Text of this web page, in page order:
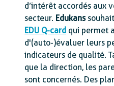
d’intérêt accordés aux
secteur. Edukans
EDU Q-card qui permet
d'(auto-)évaluer leurs
indicateurs de qualité.
que la direction, les
sont concernés. Des